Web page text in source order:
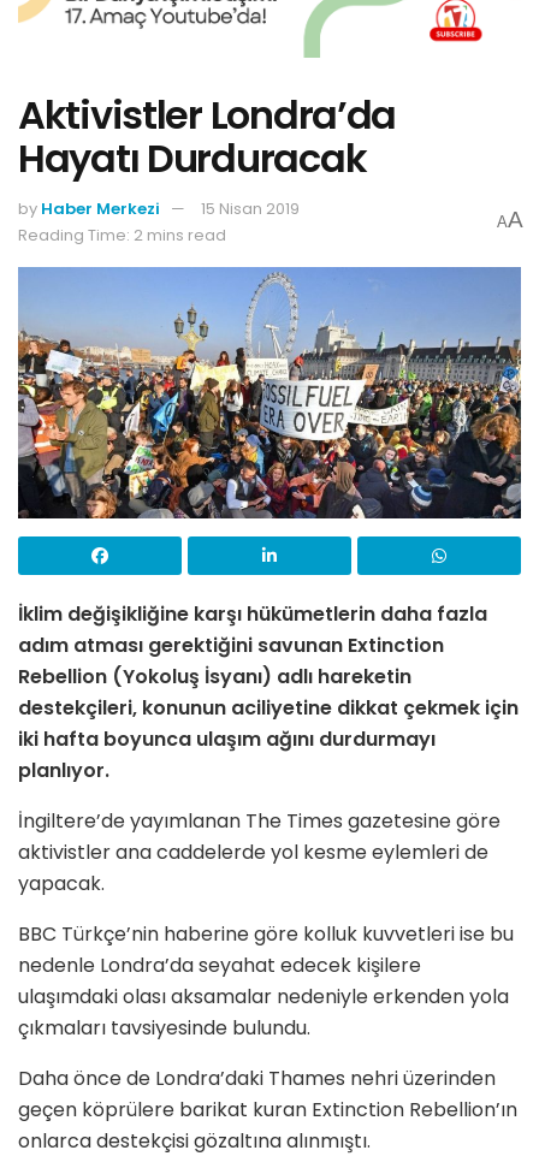
Aktivistler Londra’da
Hayatı Durduracak
by Haber Merkezi
15 Nisan 2019
Reading Time: 2 mins read
AA
İklim değişikliğine karşı hükümetlerin daha fazla
adım atması gerektiğini savunan Extinction
Rebellion (Yokoluş İsyanı) adlı hareketin
destekçileri, konunun aciliyetine dikkat çekmek için
iki hafta boyunca ulaşım ağını durdurmayı
planlıyor.
İngiltere’de yayımlanan The Times gazetesine göre
aktivistler ana caddelerde yol kesme eylemleri de
yapacak.
BBC Türkçe’nin haberine göre kolluk kuvvetleri ise bu
nedenle Londra’da seyahat edecek kişilere
ulaşımdaki olası aksamalar nedeniyle erkenden yola
çıkmaları tavsiyesinde bulundu.
Daha önce de Londra’daki Thames nehri üzerinden
geçen köprülere barikat kuran Extinction Rebellion’ın
onlarca destekçisi gözaltına alınmıştı.